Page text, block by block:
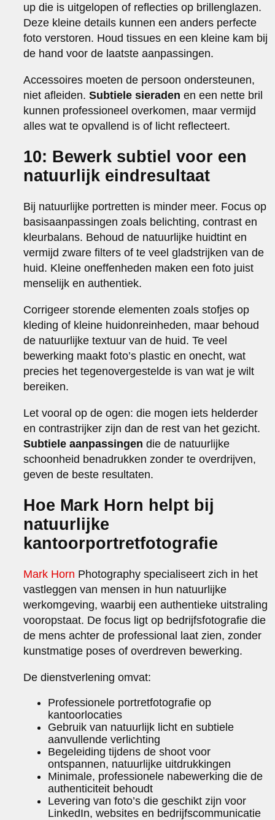
up die is uitgelopen of reflecties op brillenglazen.
Deze kleine details kunnen een anders perfecte
foto verstoren. Houd tissues en een kleine kam bij
de hand voor de laatste aanpassingen.
Accessoires moeten de persoon ondersteunen,
niet afleiden.Subtiele sieraden en een nette bril
kunnen professioneel overkomen, maar vermijd
alles wat te opvallend is of licht reflecteert.
10: Bewerk subtiel voor een
natuurlijk eindresultaat
Bij natuurlijke portretten is minder meer. Focus op
basisaanpassingen zoals belichting, contrast en
kleurbalans. Behoud de natuurlijke huidtint en
vermijd zware filters of te veel gladstrijken van de
huid. Kleine oneffenheden maken een foto juist
menselijk en authentiek.
Corrigeer storende elementen zoals stofjes op
kleding of kleine huidonreinheden, maar behoud
de natuurlijke textuur van de huid. Te veel
bewerking maakt foto’s plastic en onecht, wat
precies het tegenovergestelde is van wat je wilt
bereiken.
Let vooral op de ogen: die mogen iets helderder
en contrastrijker zijn dan de rest van het gezicht.
Subtiele aanpassingen die de natuurlijke
schoonheid benadrukken zonder te overdrijven,
geven de beste resultaten.
Hoe Mark Horn helpt bij
natuurlijke
kantoorportretfotografie
Mark Horn Photography specialiseert zich in het
vastleggen van mensen in hun natuurlijke
werkomgeving, waarbij een authentieke uitstraling
vooropstaat. De focus ligt op bedrijfsfotografie die
de mens achter de professional laat zien, zonder
kunstmatige poses of overdreven bewerking.
De dienstverlening omvat:
Professionele portretfotografie op
kantoorlocaties
Gebruik van natuurlijk licht en subtiele
aanvullende verlichting
Begeleiding tijdens de shoot voor
ontspannen, natuurlijke uitdrukkingen
Minimale, professionele nabewerking die de
authenticiteit behoudt
Levering van foto’s die geschikt zijn voor
LinkedIn, websites en bedrijfscommunicatie